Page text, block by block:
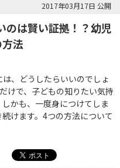
2017年03月17日 公開
のは賢い証拠！？幼児
法
、どうしたらいいのでしょ
けで、子どもの知りたい気持
かも、一度身につけてしま
けます。4つの方法について